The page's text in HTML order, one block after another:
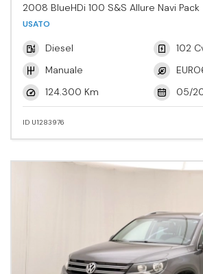
2008 BlueHDi 100 S&S Allure Navi Pack
USATO
Diesel
102
Manuale
124.300 Km
05/
ID U1283976